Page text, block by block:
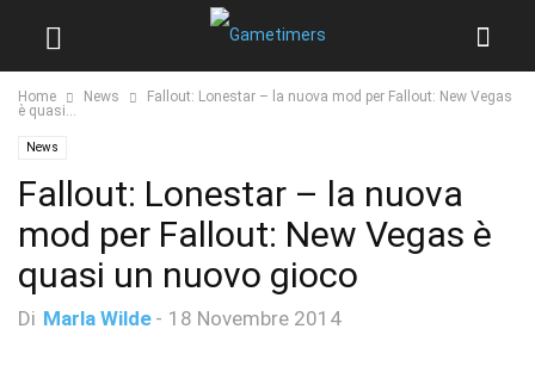
Home News
Fallout: Lonestar – la nuova mod per Fallout: New Vegas
è quasi...
News
Fallout: Lonestar – la nuova
mod per Fallout: New Vegas è
quasi un nuovo gioco
Di Marla Wilde - 18 Novembre 2014